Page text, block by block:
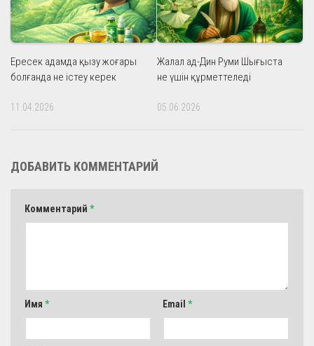
Ересек адамда қызу жоғары
болғанда не істеу керек
11.04.2026
Жалал ад-Дин Руми Шығыста
не үшін құрметтеледі
05.06.2026
ДОБАВИТЬ КОММЕНТАРИЙ
Комментарий *
Имя * Email *